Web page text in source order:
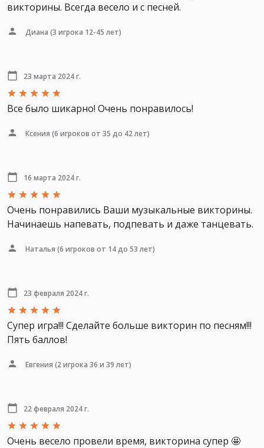
викторины. Всегда весело и с песней.
Диана (3 игрока 12-45 лет)
23 марта 2024 г.
Все было шикарно! Очень понравилось!
Ксения (6 игроков от 35 до 42 лет)
16 марта 2024 г.
Очень понравились Ваши музыкальные викторины.
Начинаешь напевать, подпевать и даже танцевать.
Наталья (6 игроков от 14 до 53 лет)
23 февраля 2024 г.
Супер игра!!! Сделайте больше викторин по песням!!!
Пять баллов!
Евгения (2 игрока 36 и 39 лет)
22 февраля 2024 г.
Очень весело провели время, викторина супер 🤩